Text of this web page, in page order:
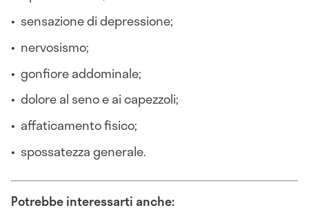
• sensazione di depressione;
• nervosismo;
• gonfiore addominale;
• dolore al seno e ai capezzoli;
• affaticamento fisico;
• spossatezza generale.
Potrebbe interessarti anche: